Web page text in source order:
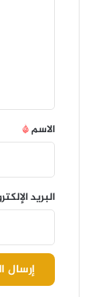
*
الاسم*
البريد